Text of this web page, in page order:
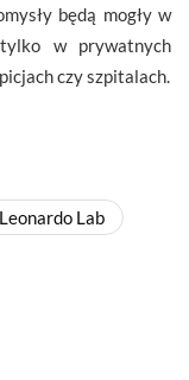
będą mogły w
tylko w prywatnych
czy szpitalach.
Leonardo Lab